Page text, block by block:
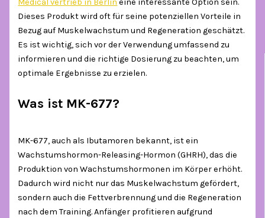
Dieses Produkt wird oft für seine potenziellen Vorteile in
Bezug auf Muskelwachstum und Regeneration geschätzt.
Es ist wichtig, sich vor der Verwendung umfassend zu
informieren und die richtige Dosierung zu beachten, um
optimale Ergebnisse zu erzielen.
Was ist MK-677?
MK-677, auch als Ibutamoren bekannt, ist ein
Wachstumshormon-Releasing-Hormon (GHRH), das die
Produktion von Wachstumshormonen im Körper erhöht.
Dadurch wird nicht nur das Muskelwachstum gefördert,
sondern auch die Fettverbrennung und die Regeneration
nach dem Training. Anfänger profitieren aufgrund